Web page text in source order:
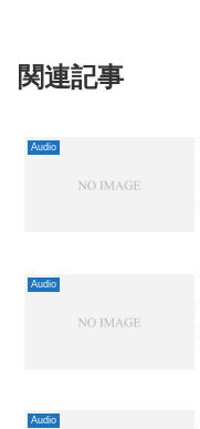
関連記事
Audio
Audio
Audio